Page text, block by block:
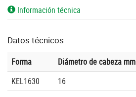
Información técnica
Datos técnicos
Forma Diámetro de cabeza mm
KEL1630
16